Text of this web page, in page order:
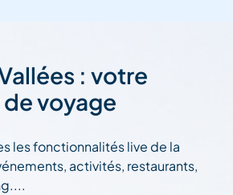
: votre
voyage
les fonctionnalités live de la
activités, restaurants,